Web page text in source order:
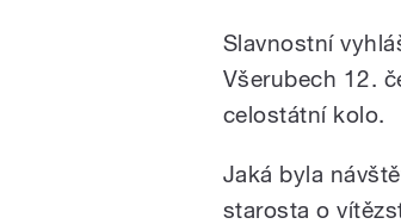
Slavnostní
Všerubech 12.
celostátní kolo.
Jaká byla
starosta o